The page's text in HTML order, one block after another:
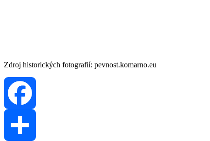
Zdroj historických fotografií: pevnost.komarno.eu
Facebook